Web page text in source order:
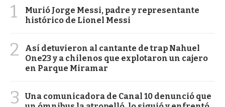
1
Murió Jorge Messi, padre y representante
histórico de Lionel Messi
2
Así detuvieron al cantante de trap Nahuel
One23 y a chilenos que explotaron un cajero
en Parque Miramar
3
Una comunicadora de Canal 10 denunció que